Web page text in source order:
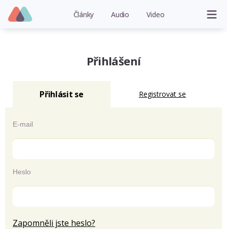
Články Audio Video
Přihlášení
Přihlásit se Registrovat se
E-mail
Heslo
Zapomněli jste heslo?